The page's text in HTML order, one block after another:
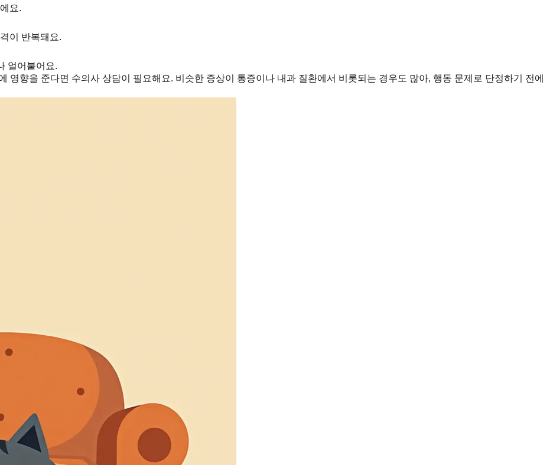
요.
이 반복돼요.
얼어붙어요.
영향을 준다면 수의사 상담이 필요해요. 비슷한 증상이 통증이나 내과 질환에서 비롯되는 경우도 많아, 행동 문제로 단정하기 전에